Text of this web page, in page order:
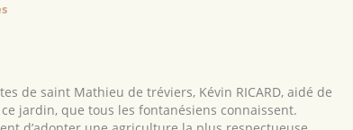
de saint Mathieu de tréviers, Kévin RICARD, aidé de
jardin, que tous les fontanésiens connaissent.